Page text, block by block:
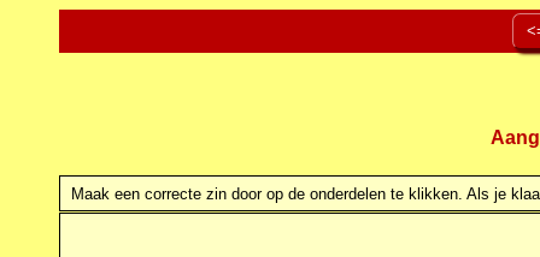
Maak een correcte zin door op de onderdelen te klikken. Als je